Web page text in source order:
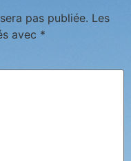
pas publiée. Les
avec *